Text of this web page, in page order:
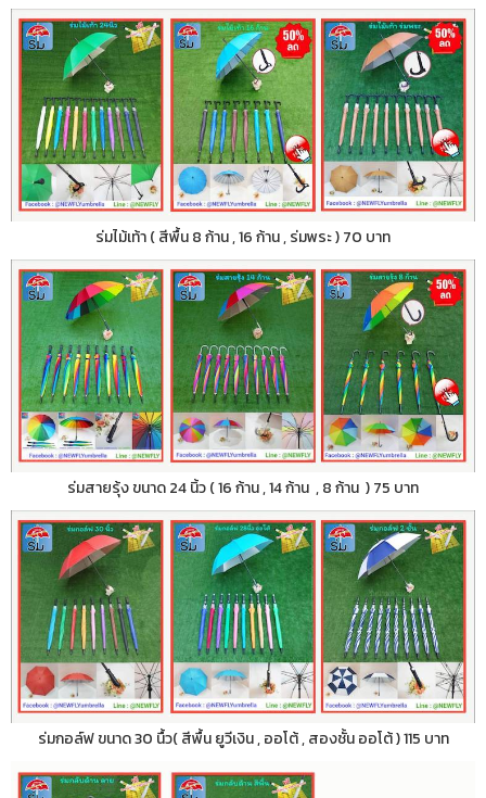
ร่มไม้เท้า ( สีพื้น 8 ก้าน , 16 ก้าน , ร่มพระ ) 70 บาท
ร่มสายรุ้ง ขนาด 24 นิ้ว ( 16 ก้าน , 14 ก้าน , 8 ก้าน ) 75 บาท
ร่มกอล์ฟ ขนาด 30 นื้ว( สีพื้น ยูวีเงิน , ออโต้ , สองชั้น ออโต้ ) 115 บาท